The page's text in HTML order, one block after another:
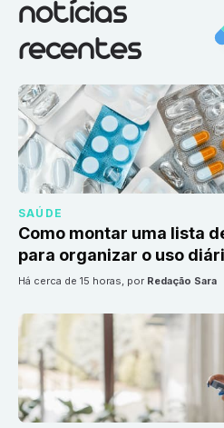
notícias
recentes
SAÚDE
Como montar uma lista
para organizar o uso
há cerca de 15 horas, por Redação Sara